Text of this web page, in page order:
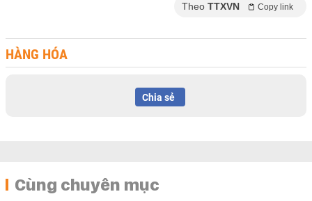
Theo TTXVN Copy link
HÀNG HÓA
Chia sẻ
Cùng chuyên mục